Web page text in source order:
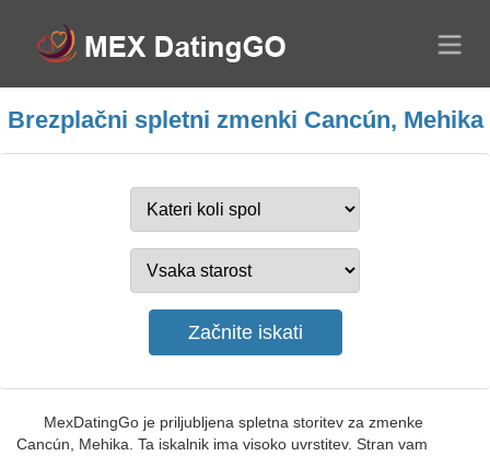
Brezplačni spletni zmenki Cancún, Mehika
MexDatingGo je priljubljena spletna storitev za zmenke
Cancún, Mehika. Ta iskalnik ima visoko uvrstitev. Stran vam